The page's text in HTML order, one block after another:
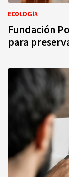
ECOLOGÍA
Fundación
para